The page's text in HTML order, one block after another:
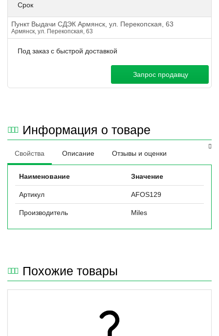
Срок
Пункт Выдачи СДЭК Армянск, ул. Перекопская, 63
Армянск, ул. Перекопская, 63
Под заказ с быстрой доставкой
Запрос продавцу
Информация о товаре
Свойства Описание Отзывы и оценки
Наименование Значение
Артикул AFOS129
Производитель Miles
Похожие товары